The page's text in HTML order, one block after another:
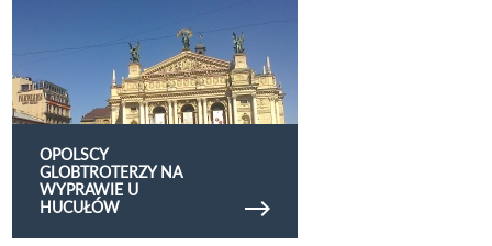
OPOLSCY
GLOBTROTERZY NA
WYPRAWIE U
HUCUŁÓW